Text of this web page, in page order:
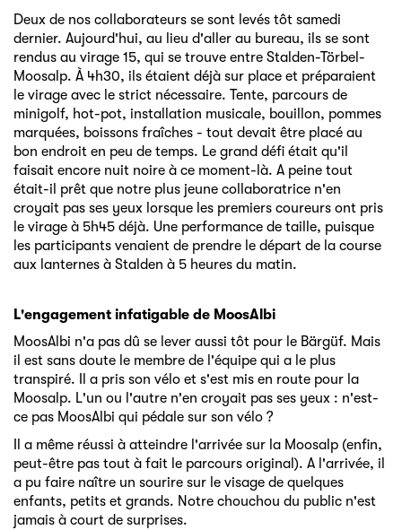
Deux de nos collaborateurs se sont levés tôt samedi
dernier. Aujourd'hui, au lieu d'aller au bureau, ils se sont
rendus au virage 15, qui se trouve entre Stalden-Törbel-
Moosalp. À 4h30, ils étaient déjà sur place et préparaient
le virage avec le strict nécessaire. Tente, parcours de
minigolf, hot-pot, installation musicale, bouillon, pommes
marquées, boissons fraîches - tout devait être placé au
bon endroit en peu de temps. Le grand défi était qu'il
faisait encore nuit noire à ce moment-là. A peine tout
était-il prêt que notre plus jeune collaboratrice n'en
croyait pas ses yeux lorsque les premiers coureurs ont pris
le virage à 5h45 déjà. Une performance de taille, puisque
les participants venaient de prendre le départ de la course
aux lanternes à Stalden à 5 heures du matin.
L'engagement infatigable de MoosAlbi
MoosAlbi n'a pas dû se lever aussi tôt pour le Bärgüf. Mais
il est sans doute le membre de l'équipe qui a le plus
transpiré. Il a pris son vélo et s'est mis en route pour la
Moosalp. L'un ou l'autre n'en croyait pas ses yeux : n'est-
ce pas MoosAlbi qui pédale sur son vélo ?
Il a même réussi à atteindre l'arrivée sur la Moosalp (enfin,
peut-être pas tout à fait le parcours original). A l'arrivée, il
a pu faire naître un sourire sur le visage de quelques
enfants, petits et grands. Notre chouchou du public n'est
jamais à court de surprises.